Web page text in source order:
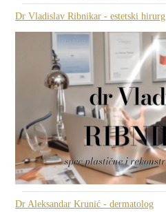
Dr Vladislav Ribnikar - estetski hirurg
Dr Aleksandar Krunić - dermatolog